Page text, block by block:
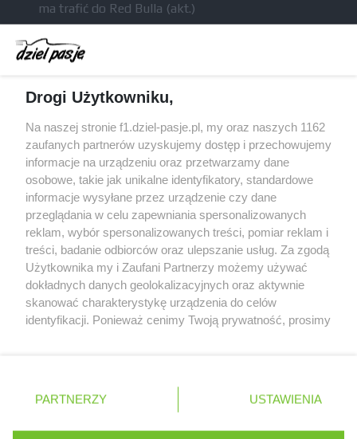
ma trafić do Red Bulla (akt.)
Dochód F1 spadł o 61 procent względem
zeszłego sezonu
algorytmach?
Honda uświadomiła sobie skalę problemów z
silnikiem dopiero w styczniu
Audi planuje wprowadzić jeszcze cztery duże
pakiety poprawek w 2026 roku
Polityka prywatności © 2004 - 2026 GPmedia
Kopiowanie treści bez
zgody autorów zabronione.
powiązana w żaden sposób z grupą przedsiębiorstw Formula
One, oraz oznaczeniami F1, FORMULA ONE, FORMULA 1 FIA
Serwis internetowy, z którego korzystasz, używa plików
cookies. Są to pliki instalowane w urządzeniach
końcowych osób korzystających z serwisu, w celu
administrowania serwisem, poprawy jakości
świadczonych usług w tym dostosowania treści serwisu
Dowiedz się więcej o naszej polityce
Drogi Użytkowniku,
Na naszej stronie f1.dziel-pasje.pl, my oraz naszych 1162
zaufanych partnerów uzyskujemy dostęp i przechowujemy
informacje na urządzeniu oraz przetwarzamy dane
osobowe, takie jak unikalne identyfikatory, standardowe
informacje wysyłane przez urządzenie czy dane
przeglądania w celu zapewniania spersonalizowanych
reklam, wybór spersonalizowanych treści, pomiar reklam i
treści, badanie odbiorców oraz ulepszanie usług. Za zgodą
Użytkownika my i Zaufani Partnerzy możemy używać
dokładnych danych geolokalizacyjnych oraz aktywnie
skanować charakterystykę urządzenia do celów
identyfikacji. Ponieważ cenimy Twoją prywatność, prosimy
prywatności znajdujący się w lewym dolnym rogu strony
. Niektóre rodzaje przetwarzania danych nie wymagają
PARTNERZY USTAWIENIA